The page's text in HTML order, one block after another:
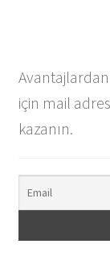
için mail
kazanın.